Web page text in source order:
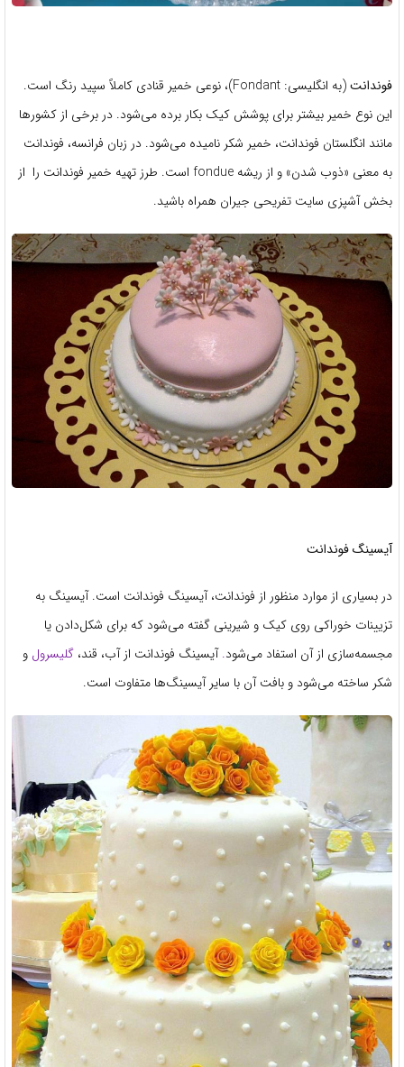
فوندانت(به انگلیسی: Fondant)، نوعی خمیر قنادی کاملاً سپید رنگ است.
این نوع خمیر بیشتر برای پوشش کیک بکار برده می‌شود. در برخی از کشورها
مانند انگلستان فوندانت، خمیر شکر نامیده می‌شود. در زبان فرانسه، فوندانت
به معنی «ذوب شدن» و از ریشه fondue است. طرز تهیه خمیر فوندانت را از
بخش آشپزی سایت تفریحی جیران همراه باشید.
آیسینگفوندانت
در بسیاری از موارد منظور از فوندانت، آیسینگ فوندانت است. آیسینگ به
تزیینات خوراکی روی کیک و شیرینی گفته می‌شود که برای شکل‌دادن یا
مجسمه‌سازی از آن استفاد می‌شود.آیسینگ فوندانت از آب، قند، گلیسرول و
شکر ساخته می‌شود و بافت آن با سایر آیسینگ‌ها متفاوت است.